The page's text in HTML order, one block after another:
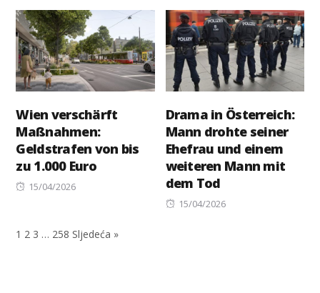
Wien verschärft
Maßnahmen:
Geldstrafen von bis
zu 1.000 Euro
Posted
15/04/2026
Drama in Österreich:
Mann drohte seiner
Ehefrau und einem
weiteren Mann mit
dem Tod
Posted
15/04/2026
1 2 3 … 258 Sljedeća »